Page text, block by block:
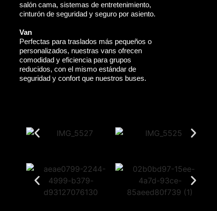
salón cama, sistemas de entretenimiento,
cinturón de seguridad y seguro por asiento.
Van
Perfectas para traslados más pequeños o
personalizados, nuestras vans ofrecen
comodidad y eficiencia para grupos
reducidos, con el mismo estándar de
seguridad y confort que nuestros buses.